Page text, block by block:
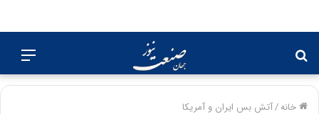
برای
خانه/آتش بس ایران و آمریکا